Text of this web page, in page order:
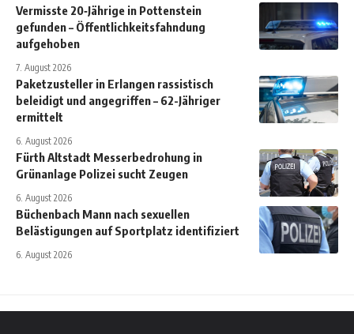
Vermisste 20‑Jährige in Pottenstein
gefunden – Öffentlichkeitsfahndung
aufgehoben
7. August 2026
Paketzusteller in Erlangen rassistisch
beleidigt und angegriffen – 62-Jähriger
ermittelt
6. August 2026
Fürth Altstadt Messerbedrohung in
Grünanlage Polizei sucht Zeugen
6. August 2026
Büchenbach Mann nach sexuellen
Belästigungen auf Sportplatz identifiziert
6. August 2026